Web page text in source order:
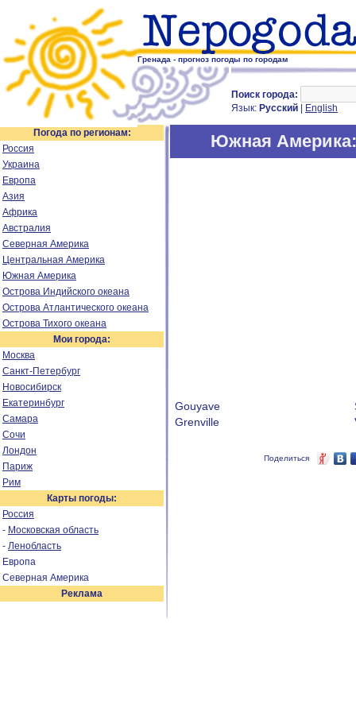
Гренада - прогноз погоды по городам
Поиск города:
Язык: Русский English
Погода по регионам:
Россия
Украина
Европа
Азия
Африка
Австралия
Северная Америка
Центральная Америка
Южная Америка
Острова Индийского океана
Острова Атлантического океана
Острова Тихого океана
Мои города:
Москва
Санкт-Петербург
Новосибирск
Екатеринбург
Самара
Сочи
Лондон
Париж
Рим
Карты погоды:
Россия
- Московская область
- Ленобласть
Европа
Северная Америка
Реклама
Южная Америка
Gouyave
Grenville
Поделиться